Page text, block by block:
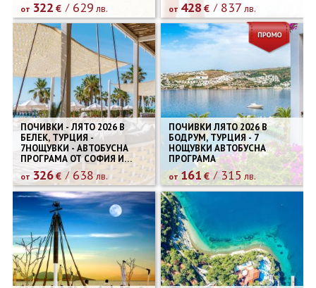
от 322 € 629 лв. от 428 € 837 лв.
ПОЧИВКИ - ЛЯТО 2026 В
БЕЛЕК, ТУРЦИЯ -
7НОЩУВКИ - АВТОБУСНА
ПРОГРАМА ОТ СОФИЯ И
ПЛОВДИВ
от 326€ 638 лв.
ПОЧИВКИ ЛЯТО 2026 В
БОДРУМ, ТУРЦИЯ - 7
НОЩУВКИ АВТОБУСНА
ПРОГРАМА
от161 € 315лв.